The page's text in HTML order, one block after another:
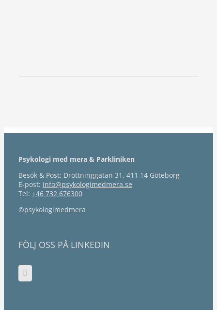
Psykologi med mera & Parkliniken
Besök & Post: Drottninggatan 31, 411 14 Göteborg
E-post: info@psykologimedmera.se
Tel: +46 732 676300
©psykologimedmera
FÖLJ OSS PÅ LINKEDIN